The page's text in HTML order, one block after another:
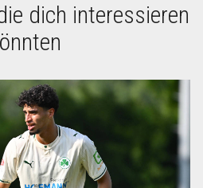
dich interessieren